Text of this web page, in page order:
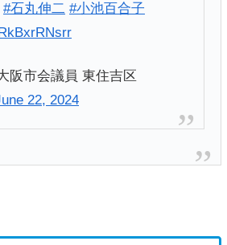
#石丸伸二 #小池百合子
阪市会議員 東住吉区
22, 2024